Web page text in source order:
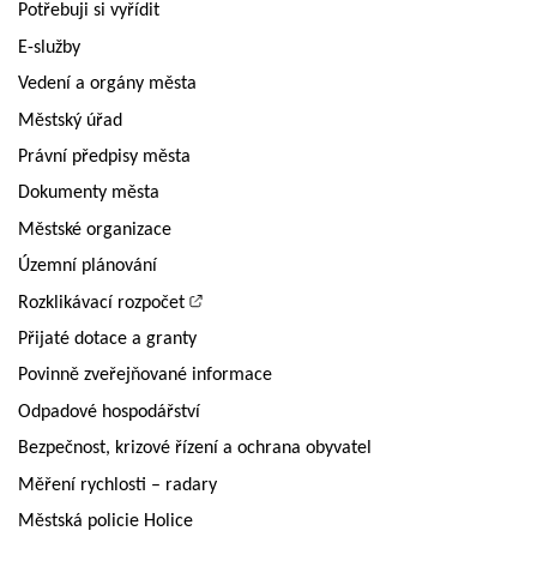
Potřebuji si vyřídit
E-služby
Vedení a orgány města
Městský úřad
Právní předpisy města
Dokumenty města
Městské organizace
Územní plánování
Rozklikávací rozpočet
Přijaté dotace a granty
Povinně zveřejňované informace
Odpadové hospodářství
Bezpečnost, krizové řízení a ochrana obyvatel
Měření rychlosti – radary
Městská policie Holice